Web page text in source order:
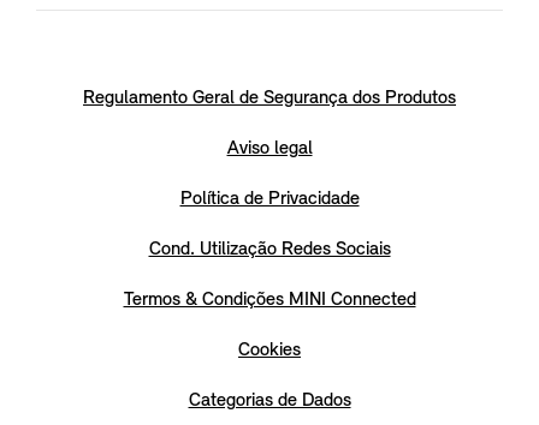
Regulamento Geral de Segurança dos Produtos
Aviso legal
Política de Privacidade
Cond. Utilização Redes Sociais
Termos & Condições MINI Connected
Cookies
Categorias de Dados